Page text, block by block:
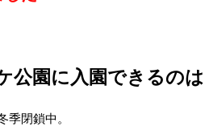
公園に入園できるのは
閉鎖中。